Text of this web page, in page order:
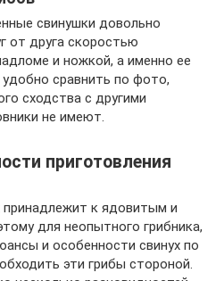
свинушки довольно
от друга скоростью
и ножкой, а именно ее
сравнить по фото,
сходства с другими
не имеют.
приготовления
к ядовитым и
для неопытного грибника,
и особенности свинух по
эти грибы стороной.